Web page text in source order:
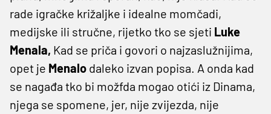
rade igračke križaljke i idealne momčadi,
medijske ili stručne, rijetko tko se sjeti Luke
Menala, Kad se priča i govori o najzaslužnijima,
opet je Menalo daleko izvan popisa. A onda kad
se nagađa tko bi možfda mogao otići iz Dinama,
njega se spomene, jer, nije zvijezda, nije